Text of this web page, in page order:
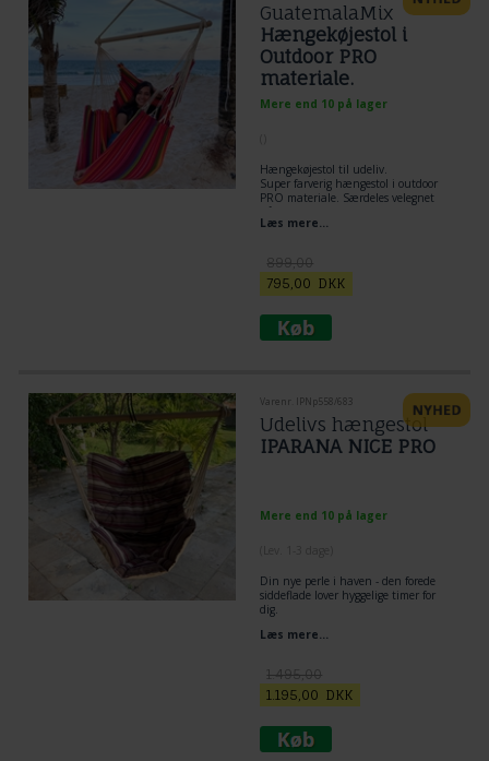
GuatemalaMix
Hængekøjestol i
Outdoor PRO
materiale.
Mere end 10 på lager
Hængekøjestol til udeliv.
Super farverig hængestol i outdoor
PRO materiale. Særdeles velegnet
når hængekøjestolen skal hænge
meget ude.
Læs mere...
899,00
795,00 DKK
Varenr. IPNp558/683
Udelivs hængestol
IPARANA NICE PRO
Mere end 10 på lager
Din nye perle i haven - den forede
siddeflade lover hyggelige timer for
dig.
tværpind.
nedkøling.
Stoffet er let at vedligeholde og er
hurtig tørrende og vejrbestandigt.
Læs mere...
1.495,00
1.195,00 DKK